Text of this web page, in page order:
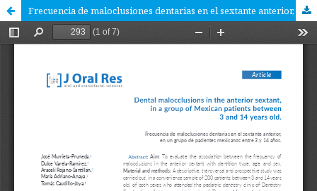
Frecuencia de maloclusiones dentarias en el sextante anterior, en un grupo de pacientes mexicanos entre 3 y 14 años.